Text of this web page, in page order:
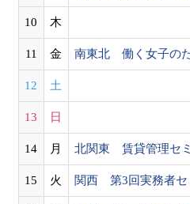
10 木
11 金 南東北 働く女子の
12 土
13 日
14 月 北関東 賃貸管理セ
15 火 関西 第3回実務者セ